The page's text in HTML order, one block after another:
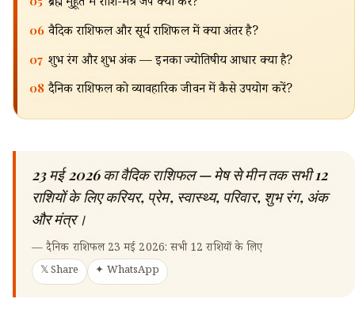
06 वैदिक राशिफल और सूर्य राशिफल में क्या अंतर है?
07 शुभ रंग और शुभ अंक — इनका ज्योतिषीय आधार क्या है?
08 दैनिक राशिफल को व्यावहारिक जीवन में कैसे उपयोग करें?
23 मई 2026 का वैदिक राशिफल — मेष से मीन तक सभी 12
राशियों के लिए करियर, प्रेम, स्वास्थ्य, परिवार, शुभ रंग, अंक
और मंत्र।
—दैनिक राशिफल 23 मई 2026: सभी 12 राशियों के लिए
𝕏 Share ✦ WhatsApp